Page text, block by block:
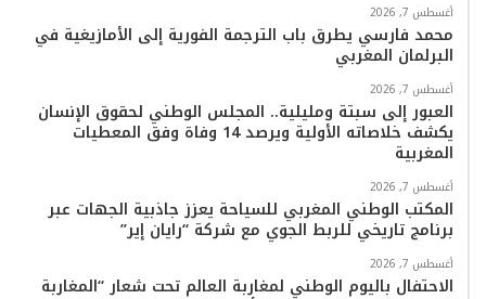
أغسطس 7, 2026
محمد فارسي يطرق باب الترجمة الفورية إلى الأمازيغية في
البرلمان المغربي
أغسطس 7, 2026
العبور إلى سبتة ومليلية.. المجلس الوطني لحقوق الإنسان
يكشف خلاصاته الأولية ويرصد 14 وفاة وفق المعطيات
المغربية
أغسطس 7, 2026
المكتب الوطني المغربي للسياحة يعزز جاذبية الجهات عبر
برنامج تاريخي للربط الجوي مع شركة “رايان إير”
أغسطس 7, 2026
الاحتفال باليوم الوطني لمغاربة العالم تحت شعار “المغاربة